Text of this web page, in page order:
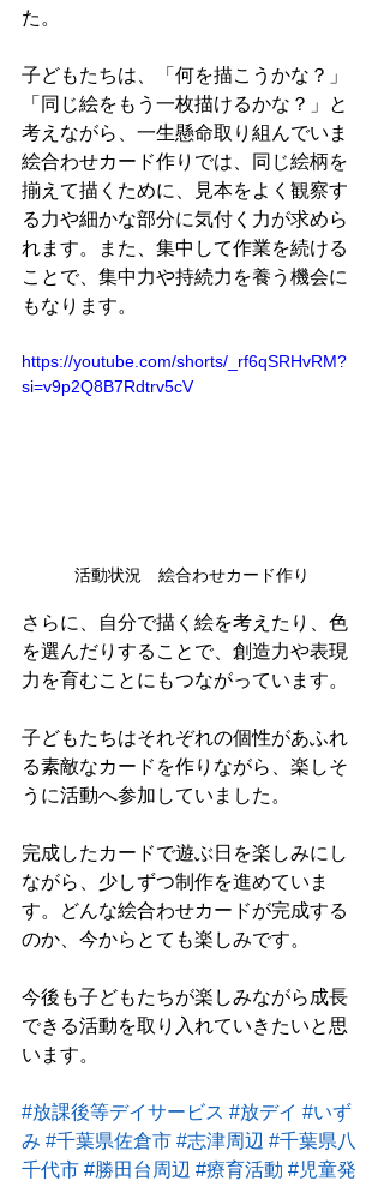
た。
子どもたちは、「何を描こうかな？」
「同じ絵をもう一枚描けるかな？」と
考えながら、一生懸命取り組んでいま
絵合わせカード作りでは、同じ絵柄を
揃えて描くために、見本をよく観察す
る力や細かな部分に気付く力が求めら
れます。また、集中して作業を続ける
ことで、集中力や持続力を養う機会に
もなります。
https://youtube.com/shorts/_rf6qSRHvRM?
si=v9p2Q8B7Rdtrv5cV
活動状況　絵合わせカード作り
さらに、自分で描く絵を考えたり、色
を選んだりすることで、創造力や表現
力を育むことにもつながっています。
子どもたちはそれぞれの個性があふれ
る素敵なカードを作りながら、楽しそ
うに活動へ参加していました。
完成したカードで遊ぶ日を楽しみにし
ながら、少しずつ制作を進めていま
す。どんな絵合わせカードが完成する
のか、今からとても楽しみです。
今後も子どもたちが楽しみながら成長
できる活動を取り入れていきたいと思
います。
#放課後等デイサービス #放デイ #いず
み #千葉県佐倉市 #志津周辺 #千葉県八
千代市 #勝田台周辺 #療育活動 #児童発